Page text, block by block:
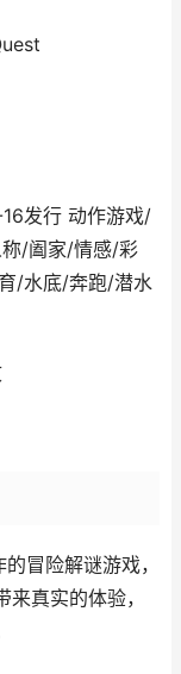
发行 动作游戏/
/阖家/情感/彩
/水底/奔跑/潜水
冒险解谜游戏，
真实的体验，